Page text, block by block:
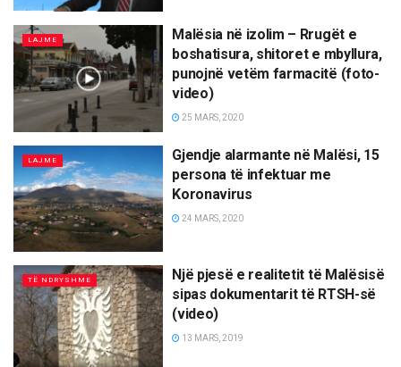
LAJME
Malësia në izolim – Rrugët e
boshatisura, shitoret e mbyllura,
punojnë vetëm farmacitë (foto-
video)
25 MARS, 2020
LAJME
Gjendje alarmante në Malësi, 15
persona të infektuar me
Koronavirus
24 MARS, 2020
TË NDRYSHME
Një pjesë e realitetit të Malësisë
sipas dokumentarit të RTSH-së
(video)
13 MARS, 2019